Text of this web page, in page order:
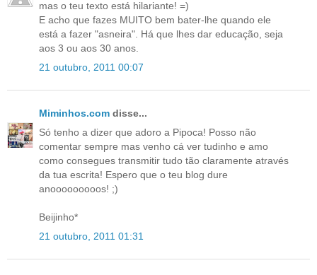
mas o teu texto está hilariante! =)
E acho que fazes MUITO bem bater-lhe quando ele
está a fazer "asneira". Há que lhes dar educação, seja
aos 3 ou aos 30 anos.
21 outubro, 2011 00:07
Miminhos.com disse...
Só tenho a dizer que adoro a Pipoca! Posso não
comentar sempre mas venho cá ver tudinho e amo
como consegues transmitir tudo tão claramente através
da tua escrita! Espero que o teu blog dure
anooooooooos! ;)
Beijinho*
21 outubro, 2011 01:31